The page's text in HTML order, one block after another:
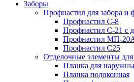
Заборы
Профнастил для забора и
Профнастил С-8
Профнастил С-21 с
Профнастил МП-
Профнастил С25
Отделочные элементы для
Планка для
Планка подоконная